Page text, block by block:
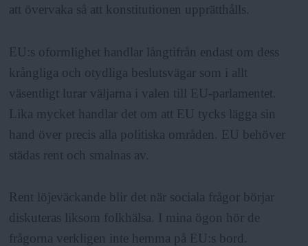
att övervaka så att konstitutionen upprätthålls.
EU:s oformlighet handlar långtifrån endast om dess
krångliga och otydliga beslutsvägar som i allt
väsentligt lurar väljarna i valen till EU-parlamentet.
Lika mycket handlar det om att EU tycks lägga sin
hand över precis alla politiska områden. EU behöver
städas rent och smalnas av.
Rent löjeväckande blir det när sociala frågor börjar
diskuteras liksom folkhälsa. I mina ögon hör de
frågorna verkligen inte hemma på EU:s bord.